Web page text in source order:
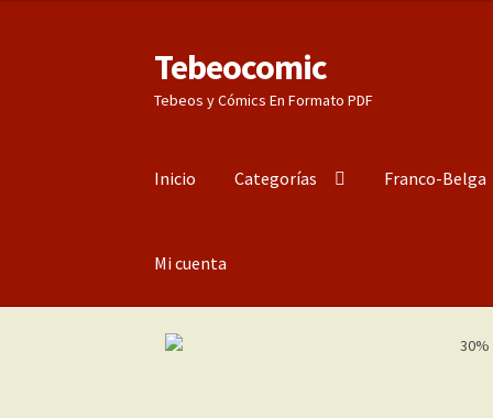
Ir
a
la
Ir
al
contenido
Tebeocomic
Tebeos y Cómics En Formato PDF
Inicio Categorías Franco-Belga
Mi cuenta